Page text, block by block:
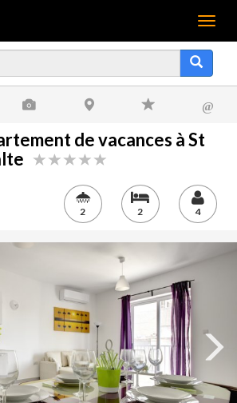
Menu
@
de vacances à St
2 2 4